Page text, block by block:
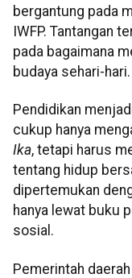
bergantung pada
IWFP. Tantangan
pada bagaimana
budaya sehari-hari.
Pendidikan
cukup hanya
Ika, tetapi harus
tentang hidup
dipertemukan
hanya lewat buku
sosial.
Pemerintah